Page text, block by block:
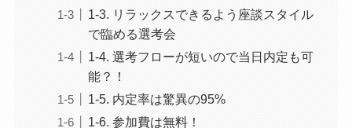
1-3. リラックスできるよう座談スタイル
で臨める選考会
1-4. 選考フローが短いので当日内定も可
能？！
1-5. 内定率は驚異の95%
1-6. 参加費は無料！